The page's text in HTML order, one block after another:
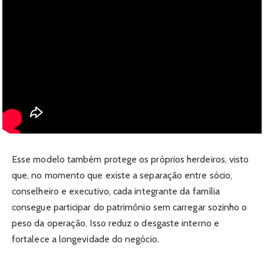
Esse modelo também protege os próprios herdeiros, visto
que, no momento que existe a separação entre sócio,
conselheiro e executivo, cada integrante da família
consegue participar do patrimônio sem carregar sozinho o
peso da operação. Isso reduz o desgaste interno e
fortalece a longevidade do negócio.